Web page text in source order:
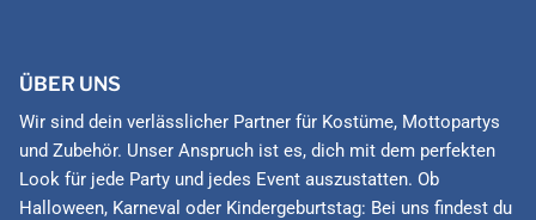
ÜBER UNS
Wir sind dein verlässlicher Partner für Kostüme, Mottopartys
und Zubehör. Unser Anspruch ist es, dich mit dem perfekten
Look für jede Party und jedes Event auszustatten. Ob
Halloween, Karneval oder Kindergeburtstag: Bei uns findest du